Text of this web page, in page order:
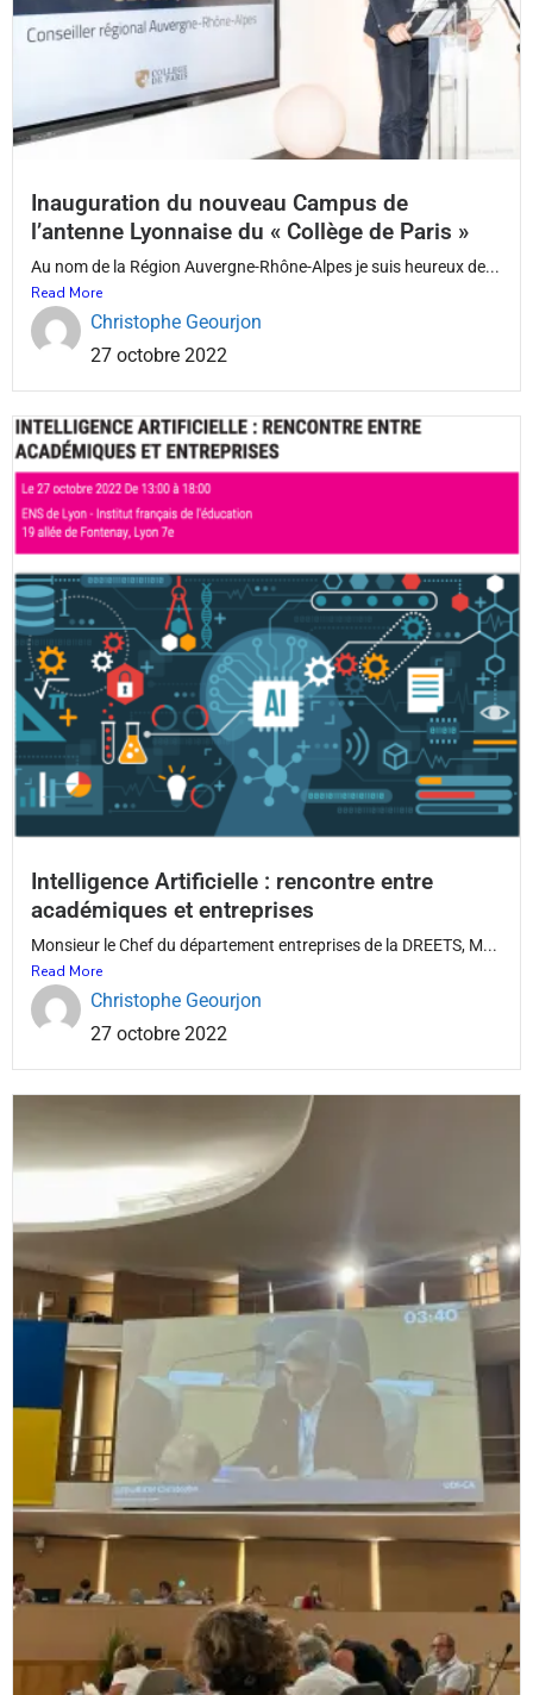
Inauguration du nouveau Campus de
l’antenne Lyonnaise du « Collège de Paris »
Au nom de la Région Auvergne-Rhône-Alpes je suis heureux de...
Read More
Christophe Geourjon
27 octobre 2022
Intelligence Artificielle : rencontre entre
académiques et entreprises
Monsieur le Chef du département entreprises de la DREETS, M...
Read More
Christophe Geourjon
27 octobre 2022